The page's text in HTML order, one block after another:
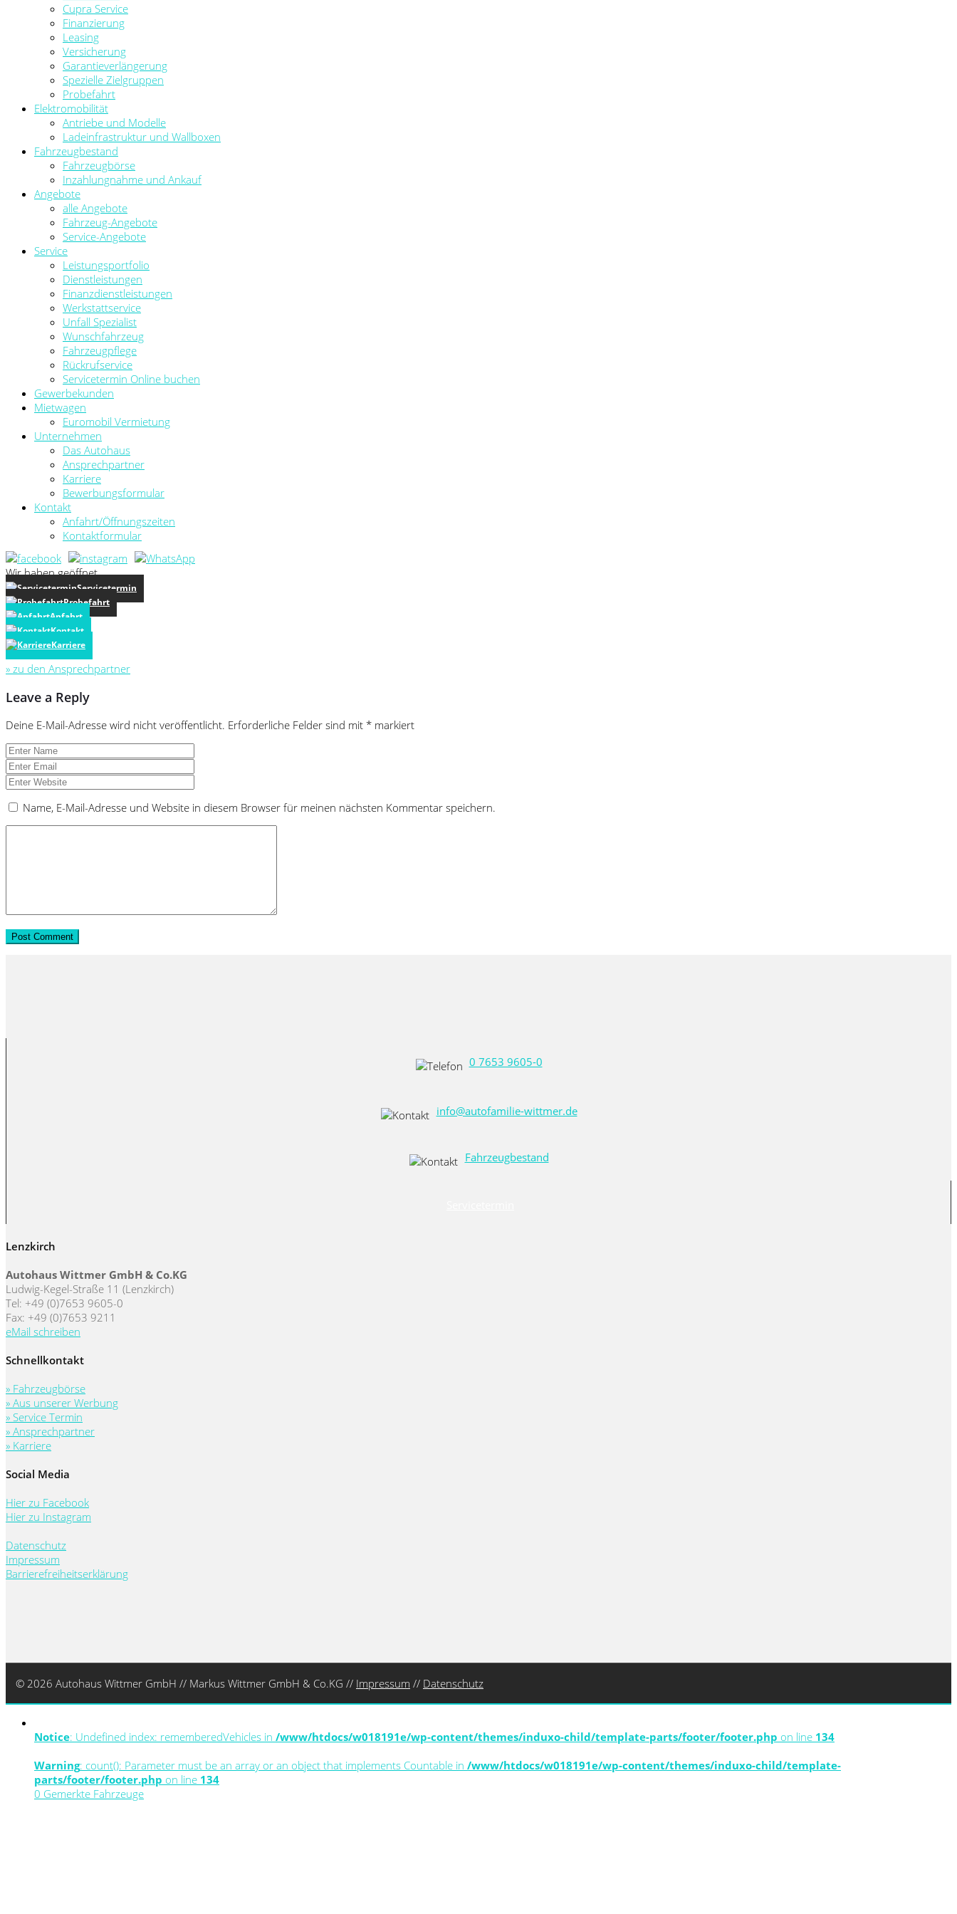
Cupra Service
Finanzierung
Leasing
Versicherung
Garantieverlängerung
Spezielle Zielgruppen
Probefahrt
Elektromobilität
Antriebe und Modelle
Ladeinfrastruktur und Wallboxen
Fahrzeugbestand
Fahrzeugbörse
Inzahlungnahme und Ankauf
Angebote
alle Angebote
Fahrzeug-Angebote
Service-Angebote
Service
Leistungsportfolio
Dienstleistungen
Finanzdienstleistungen
Werkstattservice
Unfall Spezialist
Wunschfahrzeug
Fahrzeugpflege
Rückrufservice
Servicetermin Online buchen
Gewerbekunden
Mietwagen
Euromobil Vermietung
Unternehmen
Das Autohaus
Ansprechpartner
Karriere
Bewerbungsformular
Kontakt
Anfahrt/Öffnungszeiten
Kontaktformular
Wir haben geöffnet
Servicetermin
Probefahrt
Anfahrt
Kontakt
Karriere
» zu den Ansprechpartner
Leave a Reply
Deine E-Mail-Adresse wird nicht veröffentlicht. Erforderliche Felder sind mit * markiert
Name, E-Mail-Adresse und Website in diesem Browser für meinen nächsten Kommentar speichern.
0 7653 9605-0
info@autofamilie-wittmer.de
Fahrzeugbestand
Lenzkirch
Autohaus Wittmer GmbH & Co.KG
Ludwig-Kegel-Straße 11 (Lenzkirch)
Tel: +49 (0)7653 9605-0
Fax: +49 (0)7653 9211
eMail schreiben
Schnellkontakt
» Fahrzeugbörse
» Aus unserer Werbung
» Service Termin
» Ansprechpartner
» Karriere
Social Media
Hier zu Facebook
Hier zu Instagram
Datenschutz
Impressum
Barrierefreiheitserklärung
© 2026 Autohaus Wittmer GmbH // Markus Wittmer GmbH & Co.KG // Impressum // Datenschutz
Notice: Undefined index: rememberedVehicles in /www/htdocs/w018191e/wp-content/themes/induxo-child/template-parts/footer/footer.php on line 134
Warning: count(): Parameter must be an array or an object that implements Countable in /www/htdocs/w018191e/wp-content/themes/induxo-child/template-
parts/footer/footer.php on line 134
0 Gemerkte Fahrzeuge